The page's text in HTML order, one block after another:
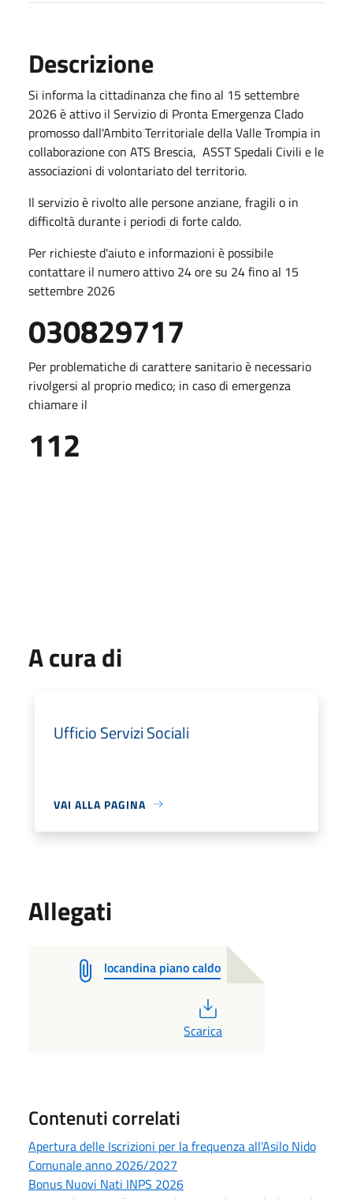
Descrizione
Si informa la cittadinanza che fino al 15 settembre
2026 è attivo il Servizio di Pronta Emergenza Clado
promosso dall'Ambito Territoriale della Valle Trompia in
collaborazione con ATS Brescia, ASST Spedali Civili e le
associazioni di volontariato del territorio.
Il servizio è rivolto alle persone anziane, fragili o in
difficoltà durante i periodi di forte caldo.
Per richieste d'aiuto e informazioni è possibile
contattare il numero attivo 24 ore su 24 fino al 15
settembre 2026
030829717
Per problematiche di carattere sanitario è necessario
rivolgersi al proprio medico; in caso di emergenza
chiamare il
112
A cura di
Ufficio Servizi Sociali
VAI ALLA PAGINA
Allegati
locandina piano caldo
Scarica
Contenuti correlati
Apertura delle Iscrizioni per la frequenza all'Asilo Nido
Comunale anno 2026/2027
Bonus Nuovi Nati INPS 2026